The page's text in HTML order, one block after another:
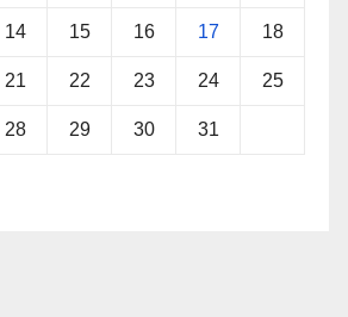
14 15 16 17 18
21 22 23 24 25
28 29 30 31